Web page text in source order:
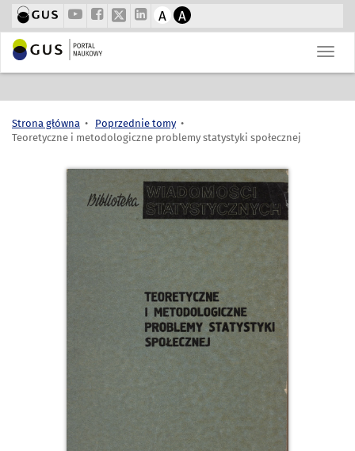
A A
Strona główna
Poprzednie tomy
Teoretyczne i metodologiczne problemy statystyki społecznej